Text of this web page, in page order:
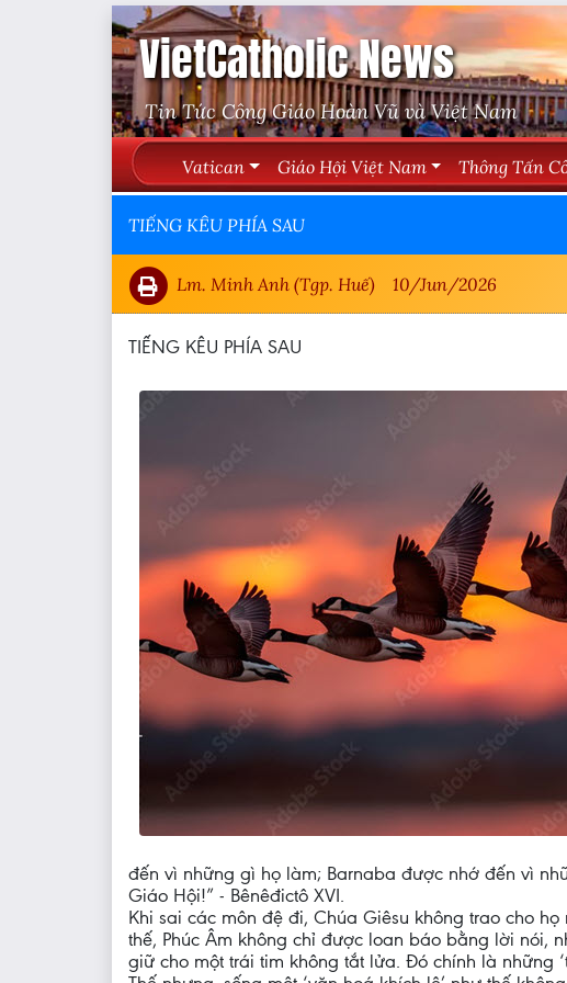
VietCatholic News
Tin Tức Công Giáo Hoàn Vũ và Việt Nam
Vatican Giáo Hội Việt Nam Thông Tấn
TIẾNG KÊU PHÍA SAU
Lm. Minh Anh (Tgp. Huế) 10/Jun/2026
TIẾNG KÊU PHÍA SAU
đến vì những gì họ làm; Barnaba được nhớ đến vì
Giáo Hội!” - Bênêđictô XVI.
Khi sai các môn đệ đi, Chúa Giêsu không trao cho
thế, Phúc Âm không chỉ được loan báo bằng lời nói,
giữ cho một trái tim không tắt lửa. Đó chính là những